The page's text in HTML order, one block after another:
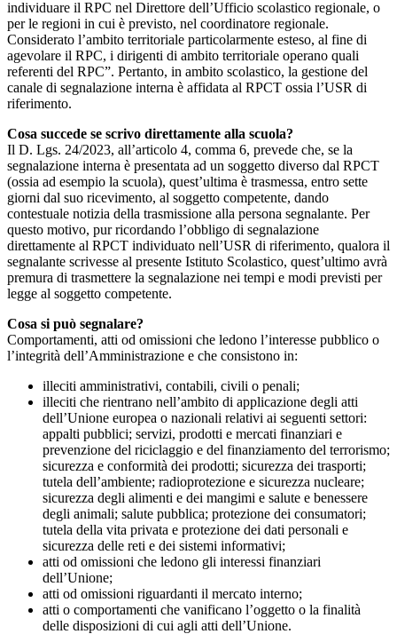
individuare il RPC nel Direttore dell’Ufficio scolastico regionale, o
per le regioni in cui è previsto, nel coordinatore regionale.
Considerato l’ambito territoriale particolarmente esteso, al fine di
agevolare il RPC, i dirigenti di ambito territoriale operano quali
referenti del RPC”. Pertanto, in ambito scolastico, la gestione del
canale di segnalazione interna è affidata al RPCT ossia l’USR di
riferimento.
Cosa succede se scrivo direttamente alla scuola?
Il D. Lgs. 24/2023, all’articolo 4, comma 6, prevede che, se la
segnalazione interna è presentata ad un soggetto diverso dal RPCT
(ossia ad esempio la scuola), quest’ultima è trasmessa, entro sette
giorni dal suo ricevimento, al soggetto competente, dando
contestuale notizia della trasmissione alla persona segnalante. Per
questo motivo, pur ricordando l’obbligo di segnalazione
direttamente al RPCT individuato nell’USR di riferimento, qualora il
segnalante scrivesse al presente Istituto Scolastico, quest’ultimo avrà
premura di trasmettere la segnalazione nei tempi e modi previsti per
legge al soggetto competente.
Cosa si può segnalare?
Comportamenti, atti od omissioni che ledono l’interesse pubblico o
l’integrità dell’Amministrazione e che consistono in:
illeciti amministrativi, contabili, civili o penali;
illeciti che rientrano nell’ambito di applicazione degli atti
dell’Unione europea o nazionali relativi ai seguenti settori:
appalti pubblici; servizi, prodotti e mercati finanziari e
prevenzione del riciclaggio e del finanziamento del terrorismo;
sicurezza e conformità dei prodotti; sicurezza dei trasporti;
tutela dell’ambiente; radioprotezione e sicurezza nucleare;
sicurezza degli alimenti e dei mangimi e salute e benessere
degli animali; salute pubblica; protezione dei consumatori;
tutela della vita privata e protezione dei dati personali e
sicurezza delle reti e dei sistemi informativi;
atti od omissioni che ledono gli interessi finanziari
dell’Unione;
atti od omissioni riguardanti il mercato interno;
atti o comportamenti che vanificano l’oggetto o la finalità
delle disposizioni di cui agli atti dell’Unione.